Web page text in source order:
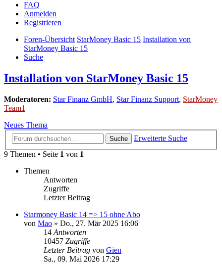
FAQ
Anmelden
Registrieren
Foren-Übersicht StarMoney Basic 15 Installation von
StarMoney Basic 15
Suche
Installation von StarMoney Basic 15
Moderatoren: Star Finanz GmbH, Star Finanz Support, StarMoney
Team1
Neues Thema
Suche
Erweiterte Suche
9 Themen • Seite 1 von 1
Themen
Antworten
Zugriffe
Letzter Beitrag
Starmoney Basic 14 => 15 ohne Abo
von Mao » Do., 27. Mär 2025 16:06
14 Antworten
10457 Zugriffe
Letzter Beitrag von Gien
Sa., 09. Mai 2026 17:29